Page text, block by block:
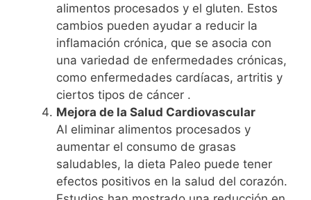
alimentos procesados y el gluten. Estos
cambios pueden ayudar a reducir la
inflamación crónica, que se asocia con
una variedad de enfermedades crónicas,
como enfermedades cardíacas, artritis y
ciertos tipos de cáncer .
Mejora de la Salud Cardiovascular
Al eliminar alimentos procesados y
aumentar el consumo de grasas
saludables, la dieta Paleo puede tener
efectos positivos en la salud del corazón.